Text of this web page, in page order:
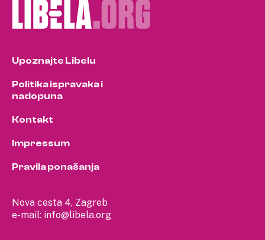
Nova cesta 4, Zagreb
e-mail: info@libela.org
Upoznajte Libelu
Politika ispravaka i
nadopuna
Kontakt
Impressum
Pravila ponašanja